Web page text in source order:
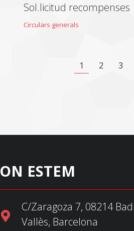
Sol.licitud recompenses
Circulars generals
1 2 3
ON ESTEM
C/Zaragoza 7, 08214
Vallès, Barcelona